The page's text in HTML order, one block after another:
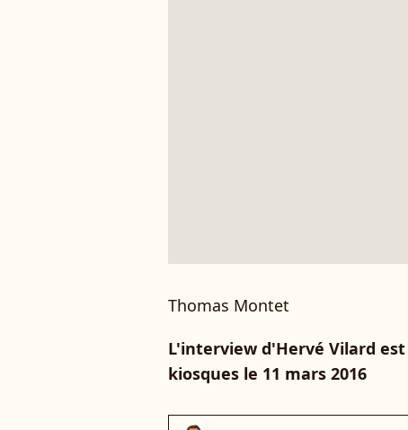
Thomas Montet
L'interview d'Hervé Vilard
kiosques le 11 mars 2016